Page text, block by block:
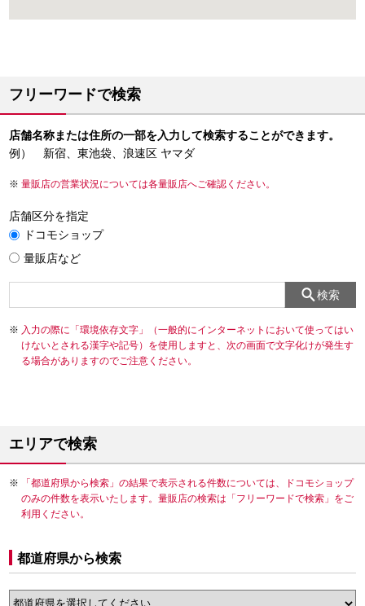
フリーワードで検索
店舗名称または住所の一部を入力して検索することができます。
例） 新宿、東池袋、浪速区 ヤマダ
量販店の営業状況については各量販店へご確認ください。
店舗区分を指定
ドコモショップ
量販店など
検索
入力の際に「環境依存文字」（一般的にインターネットにおいて使ってはい
けないとされる漢字や記号）を使用しますと、次の画面で文字化けが発生す
る場合がありますのでご注意ください。
エリアで検索
「都道府県から検索」の結果で表示される件数については、ドコモショップ
のみの件数を表示いたします。量販店の検索は「フリーワードで検索」をご
利用ください。
都道府県から検索